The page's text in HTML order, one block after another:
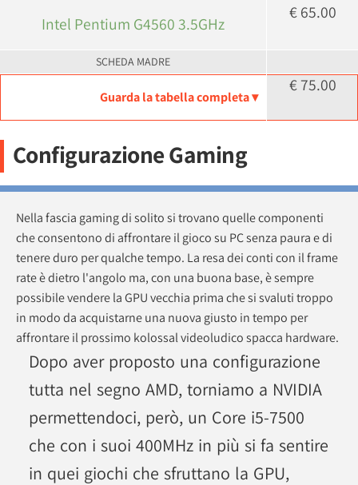
€ 65.00
Intel Pentium G4560 3.5GHz
SCHEDA MADRE
€ 75.00
Guarda la tabella completa ▾
Configurazione Gaming
Nella fascia gaming di solito si trovano quelle componenti
che consentono di affrontare il gioco su PC senza paura e di
tenere duro per qualche tempo. La resa dei conti con il frame
rate è dietro l'angolo ma, con una buona base, è sempre
possibile vendere la GPU vecchia prima che si svaluti troppo
in modo da acquistarne una nuova giusto in tempo per
affrontare il prossimo kolossal videoludico spacca hardware.
Dopo aver proposto una configurazione
tutta nel segno AMD, torniamo a NVIDIA
permettendoci, però, un Core i5-7500
che con i suoi 400MHz in più si fa sentire
in quei giochi che sfruttano la GPU,